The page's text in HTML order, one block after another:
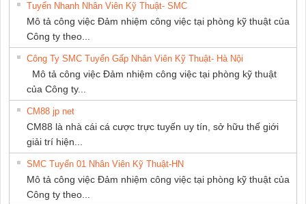
Tuyển Nhanh Nhân Viên Kỹ Thuật- SMC
Mô tả công việc Đảm nhiệm công việc tại phòng kỹ thuật của
Công ty theo...
Công Ty SMC Tuyển Gấp Nhân Viên Kỹ Thuật- Hà Nội
Mô tả công việc Đảm nhiệm công việc tại phòng kỹ thuật
của Công ty...
CM88 jp net
CM88 là nhà cái cá cược trực tuyến uy tín, sở hữu thế giới
giải trí hiện...
SMC Tuyển 01 Nhân Viên Kỹ Thuật-HN
Mô tả công việc Đảm nhiệm công việc tại phòng kỹ thuật của
Công ty theo...